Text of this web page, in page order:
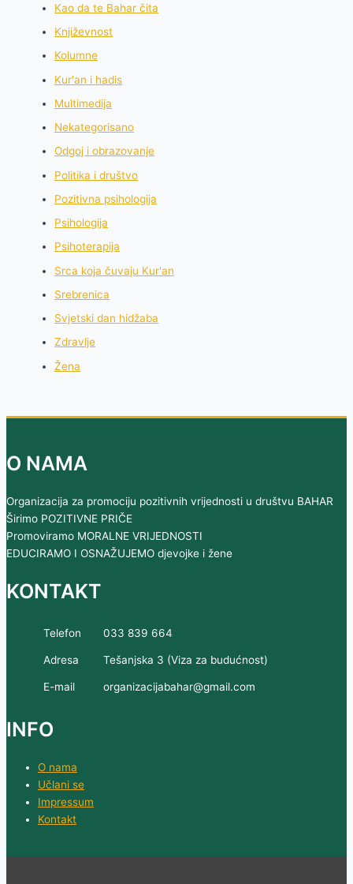
Kao da te Bahar čita
Književnost
Kolumne
Kur'an i hadis
Multimedija
Nekategorisano
Odgoj i obrazovanje
Politika i društvo
Pozitivna psihologija
Psihologija
Psihoterapija
Srca koja čuvaju Kur'an
Srebrenica
Svjetski dan hidžaba
Zdravlje
Žena
O NAMA
Organizacija za promociju pozitivnih vrijednosti u društvu BAHAR
Širimo POZITIVNE PRIČE
Promoviramo MORALNE VRIJEDNOSTI
EDUCIRAMO I OSNAŽUJEMO djevojke i žene
KONTAKT
Telefon 033 839 664
Adresa Tešanjska 3 (Viza za budućnost)
E-mail organizacijabahar@gmail.com
INFO
O nama
Učlani se
Impressum
Kontakt